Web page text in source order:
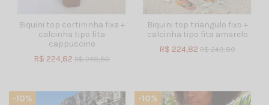
Biquini top cortininha fixa +
calcinha tipo fita
cappuccino
R$ 224,82 R$ 249,80
Biquini top triangulo fixo +
calcinha tipo fita amarelo
R$ 224,82 R$ 249,80
-10% -10%